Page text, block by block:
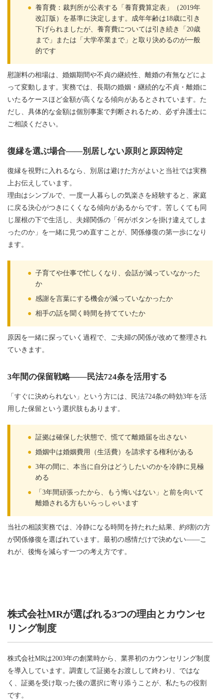
● 養育費：裁判所が公表する「養育費算定表」（2019年
改訂版）を基準に決定します。成年年齢は18歳に引き
下げられましたが、養育費については引き続き「20歳
まで」または「大学卒業まで」と取り決めるのが一般
的です
慰謝料の相場は、婚姻期間や不貞の継続性、離婚の有無などによ
って変動します。実務では、長期の婚姻・継続的な不貞・離婚に
いたるケースほど金額が高くなる傾向があるとされています。た
だし、具体的な金額は個別事案で判断されるため、必ず弁護士に
ご相談ください。
復縁を選ぶ場合——別居しない原則と原因特定
復縁を視野に入れるなら、別居は避けた方がよいと当社では実務
上お伝えしています。
理由はシンプルで、一度一人暮らしの気楽さを経験すると、家庭
に戻る決心がつきにくくなる傾向があるからです。苦しくても同
じ屋根の下で生活し、夫婦関係の「何がボタンを掛け違えてしま
ったのか」を一緒に見つめ直すことが、関係修復の第一歩になり
ます。
● 子育てや仕事で忙しくなり、会話が減っていなかった
か
● 感謝を言葉にする機会が減っていなかったか
● 相手の話を聞く時間を持てていたか
原因を一緒に探っていく過程で、ご夫婦の関係が改めて整理され
ていきます。
3年間の保留戦略——民法724条を活用する
「すぐに決められない」という方には、民法724条の時効3年を活
用した保留という選択肢もあります。
● 証拠は確保した状態で、慌てて離婚届を出さない
● 婚姻中は婚姻費用（生活費）を請求する権利がある
● 3年の間に、本当に自分はどうしたいのかを冷静に見極
める
●
「3年間頑張ったから、もう悔いはない」と前を向いて
離婚される方もいらっしゃいます
当社の相談実務では、冷静になる時間を持たれた結果、約8割の方
が関係修復を選ばれています。最初の感情だけで決めない——こ
れが、後悔を減らす一つの考え方です。
株式会社MRが選ばれる3つの理由とカウンセ
リング制度
株式会社MRは2003年の創業時から、業界初のカウンセリング制度
を導入しています。調査して証拠をお渡しして終わり、ではな
く、証拠を受け取った後の選択に寄り添うことが、私たちの役割
です。